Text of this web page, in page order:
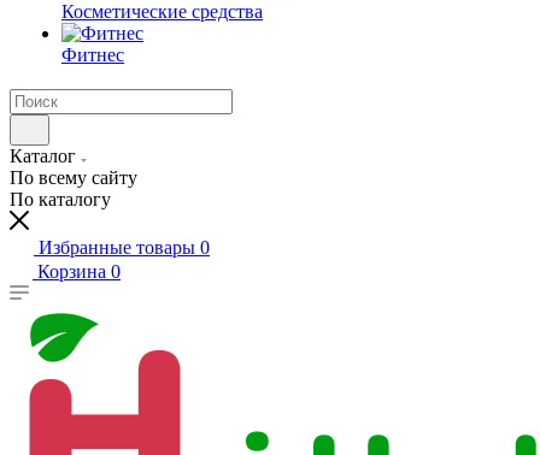
Косметические средства
Фитнес
Каталог
По всему сайту
По каталогу
Избранные товары 0
Корзина 0